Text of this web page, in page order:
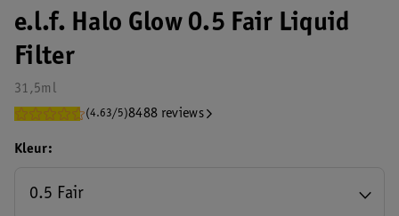
e.l.f. Halo Glow 0.5 Fair Liquid
Filter
31,5ml
(4.63/5)8488 reviews
Kleur
0.5 Fair